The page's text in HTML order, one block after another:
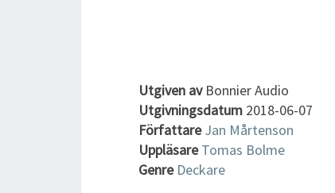
Utgiven avBonnier Audio
Utgivningsdatum 2018-06-07
Författare Jan Mårtenson
Uppläsare Tomas Bolme
Genre Deckare